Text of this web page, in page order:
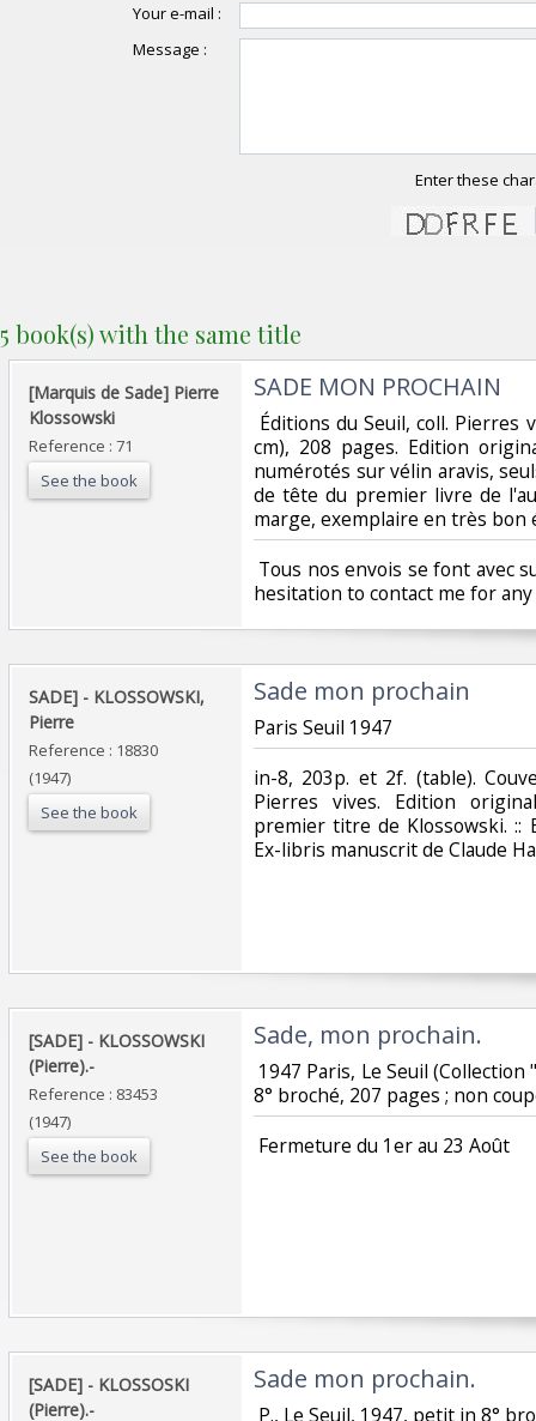
Your e-mail :
Message :
Enter these
5 book(s) with the same title
‎[Marquis de Sade] Pierre
Klossowski‎
Reference : 71
See the book
‎SADE MON PROCHAIN‎
Éditions du Seuil, coll. Pierres
cm), 208 pages. Edition
numérotés sur vélin aravis,
de tête du premier livre de
marge, exemplaire en très bon
Tous nos envois se font avec
hesitation to contact me for
‎SADE] - KLOSSOWSKI,
Pierre‎
Reference : 18830
(1947)
See the book
‎Sade mon prochain‎
‎Paris Seuil 1947 ‎
‎in-8, 203p. et 2f. (table).
Pierres vives. Edition
premier titre de Klossowski. ::
Ex-libris manuscrit de Claude
‎[SADE] - KLOSSOWSKI
(Pierre).-‎
Reference : 83453
(1947)
See the book
‎Sade, mon prochain.‎
1947 Paris, Le Seuil
8° broché, 207 pages ; non
‎ Fermeture du 1er au 23 Août‎
‎[SADE] - KLOSSOSKI
(Pierre).-‎
‎Sade mon prochain.‎
P., Le Seuil, 1947, petit in 8°